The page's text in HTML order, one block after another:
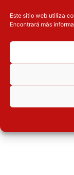
Este sitio web utiliza
Encontrará más